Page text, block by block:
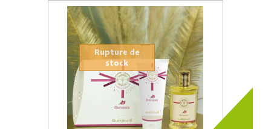
Rupture de
stock